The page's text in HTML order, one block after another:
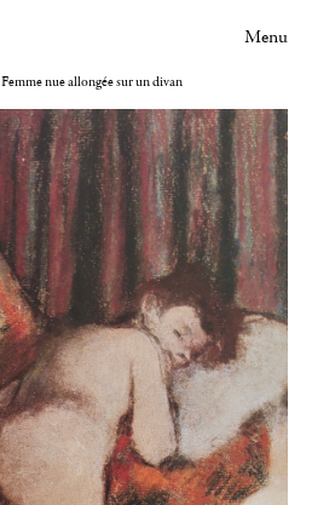
Menu
Femme nue allongée sur un divan